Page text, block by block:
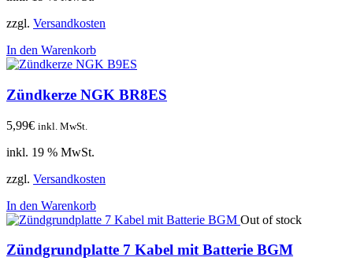
zzgl. Versandkosten
In den Warenkorb
Zündkerze NGK BR8ES
5,99€ inkl. MwSt.
inkl. 19 % MwSt.
zzgl. Versandkosten
In den Warenkorb
Out of stock
Zündgrundplatte 7 Kabel mit Batterie BGM